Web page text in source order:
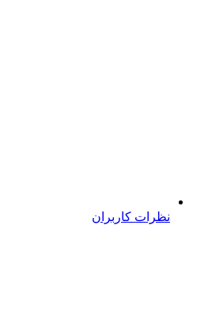
نظرات کاربران